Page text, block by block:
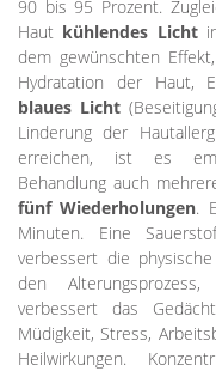
90 bis 95 Prozent.
Haut kühlendes Lichtin
dem gewünschten
Hydratation der Haut,
blaues Licht
Linderung der
erreichen, ist es
Behandlung auch
fünf Wiederholungen.
Minuten. Eine
verbessert die
den
verbessert das
Müdigkeit, Stress,
Heilwirkungen.